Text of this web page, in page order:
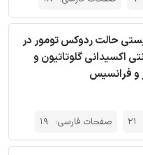
حالت ردوکس تومور در
اکسیدانی گلوتاتیون و
و فرانسیس
21 صفحات فارسی: 19